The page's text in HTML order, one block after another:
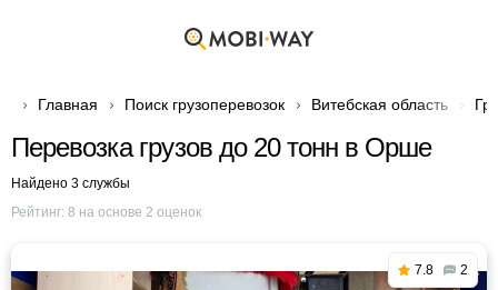
Главная Поиск грузоперевозок Витебская область
Перевозка грузов до 20 тонн в Орше
Найдено 3 службы
Рейтинг: 8 на основе 2 оценок
7.8 2